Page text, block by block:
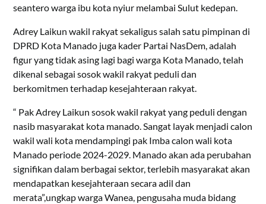
seantero warga ibu kota nyiur melambai Sulut kedepan.
Adrey Laikun wakil rakyat sekaligus salah satu pimpinan di
DPRD Kota Manado juga kader Partai NasDem, adalah
figur yang tidak asing lagi bagi warga Kota Manado, telah
dikenal sebagai sosok wakil rakyat peduli dan
berkomitmen terhadap kesejahteraan rakyat.
“ Pak Adrey Laikun sosok wakil rakyat yang peduli dengan
nasib masyarakat kota manado. Sangat layak menjadi calon
wakil wali kota mendampingi pak Imba calon wali kota
Manado periode 2024-2029. Manado akan ada perubahan
signifikan dalam berbagai sektor, terlebih masyarakat akan
mendapatkan kesejahteraan secara adil dan
merata”,ungkap warga Wanea, pengusaha muda bidang